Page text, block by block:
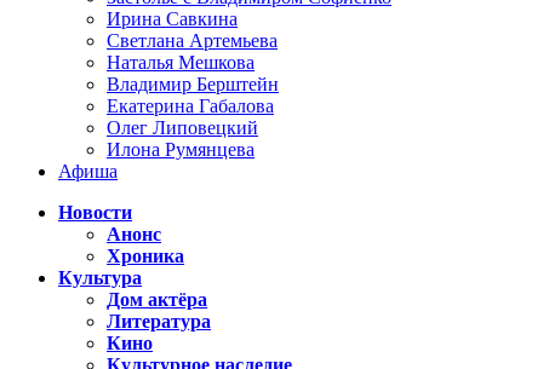
Ирина Савкина
Светлана Артемьева
Наталья Мешкова
Владимир Берштейн
Екатерина Габалова
Олег Липовецкий
Илона Румянцева
Афиша
Новости
Анонс
Хроника
Культура
Дом актёра
Литература
Кино